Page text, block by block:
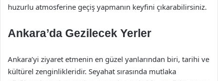
huzurlu atmosferine geçiş yapmanın keyfini çıkarabilirsiniz.
Ankara’da Gezilecek Yerler
Ankara’yi ziyaret etmenin en güzel yanlarından biri, tarihi ve
kültürel zenginlikleridir. Seyahat sırasında mutlaka